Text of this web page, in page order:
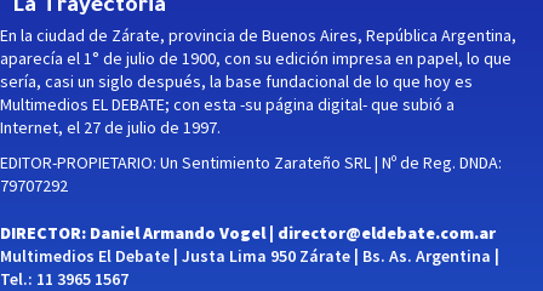
La Trayectoria
En la ciudad de Zárate, provincia de Buenos Aires, República Argentina,
aparecía el 1° de julio de 1900, con su edición impresa en papel, lo que
sería, casi un siglo después, la base fundacional de lo que hoy es
Multimedios EL DEBATE; con esta -su página digital- que subió a
Internet, el 27 de julio de 1997.
EDITOR-PROPIETARIO: Un Sentimiento Zarateño SRL | Nº de Reg. DNDA:
79707292
DIRECTOR: Daniel Armando Vogel | director@eldebate.com.ar
Multimedios El Debate | Justa Lima 950 Zárate | Bs. As. Argentina |
Tel.: 11 3965 1567